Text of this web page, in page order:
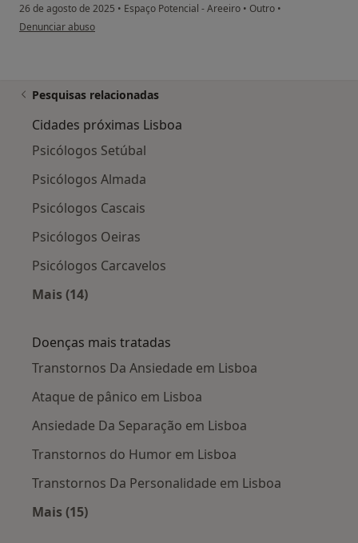
26 de agosto de 2025 • Espaço Potencial - Areeiro • Outro •
na opinião do utilizador A. B.
Denunciar abuso
Pesquisas relacionadas
Cidades próximas Lisboa
Psicólogos Setúbal
Psicólogos Almada
Psicólogos Cascais
Psicólogos Oeiras
Psicólogos Carcavelos
Mais (14)
Doenças mais tratadas
Transtornos Da Ansiedade em Lisboa
Ataque de pânico em Lisboa
Ansiedade Da Separação em Lisboa
Transtornos do Humor em Lisboa
Transtornos Da Personalidade em Lisboa
Mais (15)